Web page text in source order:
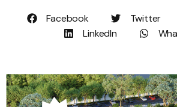
Facebook Twitter
LinkedIn